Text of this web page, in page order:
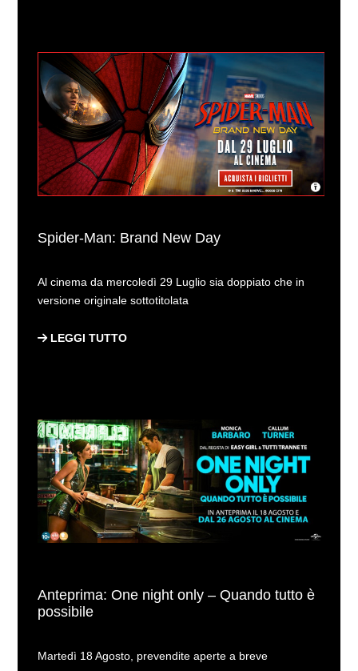
Spider-Man: Brand New Day
Al cinema da mercoledì 29 Luglio sia doppiato che in
versione originale sottotitolata
LEGGI TUTTO
Anteprima: One night only – Quando tutto è
possibile
Martedì 18 Agosto, prevendite aperte a breve